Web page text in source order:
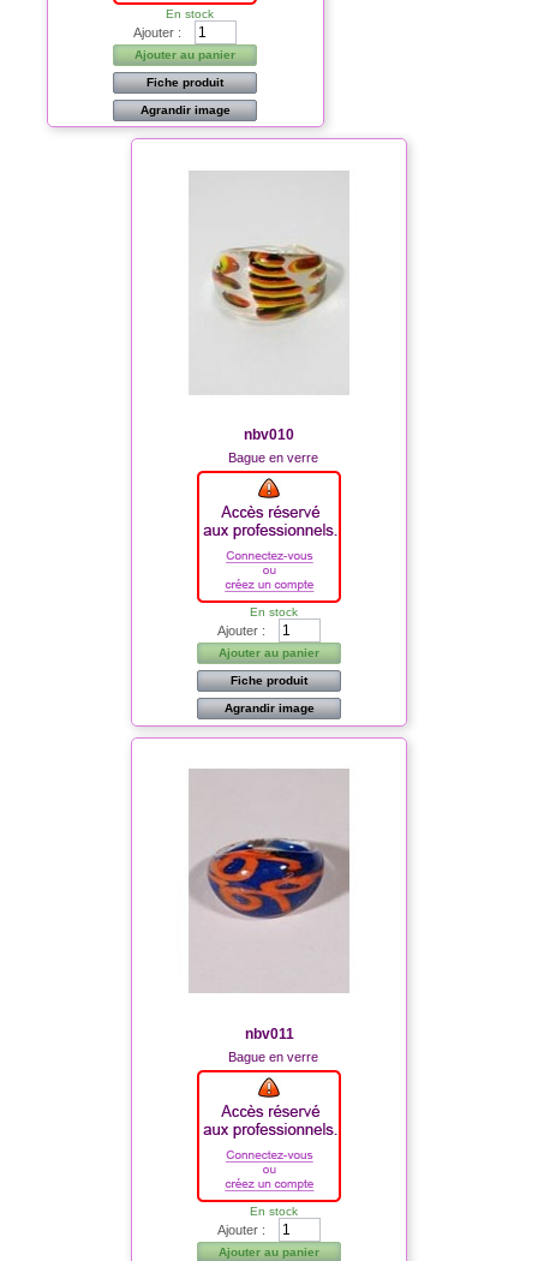
En stock
Ajouter :
Ajouter au panier
Fiche produit
Agrandir image
nbv010
Bague en verre
En stock
Ajouter :
Ajouter au panier
Fiche produit
Agrandir image
nbv011
Bague en verre
En stock
Ajouter :
Ajouter au panier